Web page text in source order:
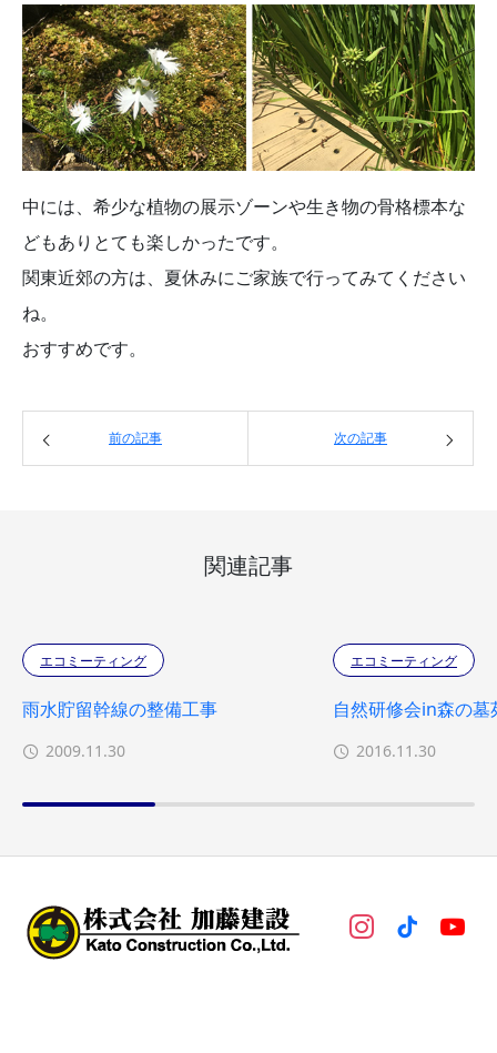
中には、希少な植物の展示ゾーンや生き物の骨格標本な
どもありとても楽しかったです。
関東近郊の方は、夏休みにご家族で行ってみてください
ね。
おすすめです。
前の記事 次の記事
関連記事
エコミーティング
雨水貯留幹線の整備工事
2009.11.30
エコミーティング
自然研修会in森の墓
2016.11.30